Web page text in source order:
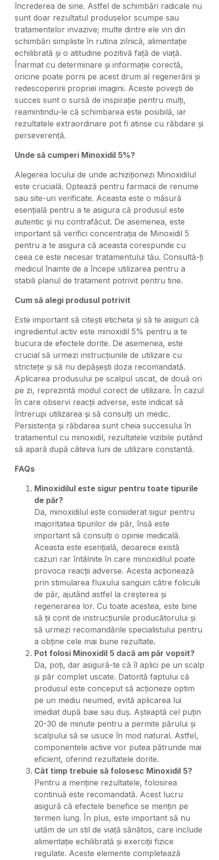
încrederea de sine. Astfel de schimbări radicale nu
sunt doar rezultatul produselor scumpe sau
tratamentelor invazive; multe dintre ele vin din
schimbări simpliste în rutina zilnică, alimentație
echilibrată și o atitudine pozitivă față de viață.
Înarmat cu determinare și informație corectă,
oricine poate porni pe acest drum al regenerării și
redescoperirii propriei imagini. Aceste povești de
succes sunt o sursă de inspirație pentru mulți,
reamintindu-le că schimbarea este posibilă, iar
rezultatele extraordinare pot fi atinse cu răbdare și
perseverență.
Unde să cumperi Minoxidil 5%?
Alegerea locului de unde achiziționezi Minoxidilul
este crucială. Optează pentru farmacii de renume
sau site-uri verificate. Aceasta este o măsură
esențială pentru a te asigura că produsul este
autentic și nu contrafăcut. De asemenea, este
important să verifici concentrația de Minoxidil 5
pentru a te asigura că aceasta corespunde cu
ceea ce este necesar tratamentului tău. Consultă-ți
medicul înainte de a începe utilizarea pentru a
stabili planul de tratament potrivit pentru tine.
Cum să alegi produsul potrivit
Este important să citești eticheta și să te asiguri că
ingredientul activ este minoxidil 5% pentru a te
bucura de efectele dorite. De asemenea, este
crucial să urmezi instrucțiunile de utilizare cu
strictețe și să nu depășești doza recomandată.
Aplicarea produsului pe scalpul uscat, de două ori
pe zi, reprezintă modul corect de utilizare. În cazul
în care observi reacții adverse, este indicat să
întrerupi utilizarea și să consulți un medic.
Persistența și răbdarea sunt cheia succesului în
tratamentul cu minoxidil, rezultatele vizibile putând
să apară după câteva luni de utilizare constantă.
FAQs
Minoxidilul este sigur pentru toate tipurile
de păr?
Da, minoxidilul este considerat sigur pentru
majoritatea tipurilor de păr, însă este
important să consulți o opinie medicală.
Aceasta este esențială, deoarece există
cazuri rar întâlnite în care minoxidilul poate
provoca reacții adverse. Acesta acționează
prin stimularea fluxului sanguin către foliculii
de păr, ajutând astfel la creșterea și
regenerarea lor. Cu toate acestea, este bine
să ții cont de instrucțiunile producătorului și
să urmezi recomandările specialistului pentru
a obține cele mai bune rezultate.
Pot folosi Minoxidil 5 dacă am păr vopsit?
Da, poți, dar asigură-te că îl aplici pe un scalp
și păr complet uscate. Datorită faptului că
produsul este conceput să acționeze optim
pe un mediu neumed, evită aplicarea lui
imediat după baie sau duș. Așteaptă cel puțin
20-30 de minute pentru a permite părului și
scalpului să se usuce în mod natural. Astfel,
componentele active vor putea pătrunde mai
eficient, oferind rezultatele dorite.
Cât timp trebuie să folosesc Minoxidil 5?
Pentru a menține rezultatele, folosirea
continuă este recomandată. Acest lucru
asigură că efectele benefice se mențin pe
termen lung. În plus, este important să nu
uităm de un stil de viață sănătos, care include
alimentație echilibrată și exerciții fizice
regulate. Aceste elemente completează